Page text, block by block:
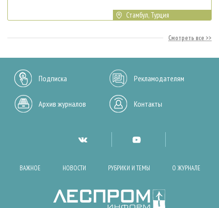
Стамбул, Турция
Смотреть все
Подписка Рекламодателям
Архив журналов Контакты
ВАЖНОЕ НОВОСТИ РУБРИКИ И ТЕМЫ О ЖУРНАЛЕ